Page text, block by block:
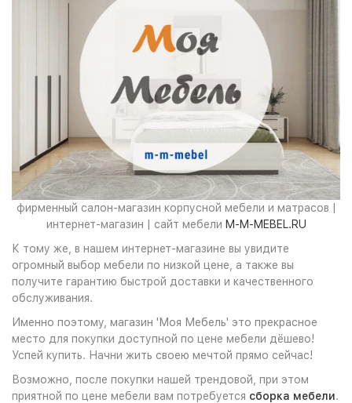
фирменный салон-магазин корпусной мебели и матрасов |
интернет-магазин | сайт мебели M-M-MEBEL.RU
К тому же, в нашем интернет-магазине вы увидите
огромный выбор мебели по низкой цене, а также вы
получите гарантию быстрой доставки и качественного
обслуживания.
Именно поэтому, магазин 'Моя Мебель' это прекрасное
место для покупки доступной по цене мебели дёшево!
Успей купить. Начни жить своею мечтой прямо сейчас!
Возможно, после покупки нашей трендовой, при этом
приятной по цене мебели вам потребуется сборка мебели.